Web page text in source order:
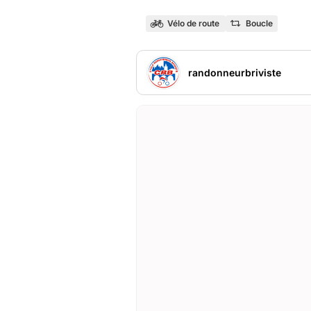
Vélo de route Boucle
randonneurbriviste